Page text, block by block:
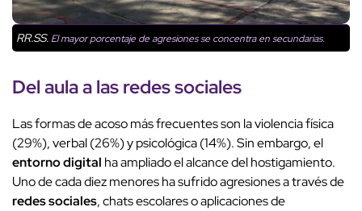
RR.SS. El mayor porcentaje de agresiones se concentra en secundarias.
Del aula a lasredes sociales
Las formas de acoso más frecuentes son la violencia física
(29%), verbal (26%) y psicológica (14%). Sin embargo, el
entorno digital ha ampliado el alcance del hostigamiento.
Uno de cada diez menores ha sufrido agresiones a través de
redes sociales, chats escolares o aplicaciones de